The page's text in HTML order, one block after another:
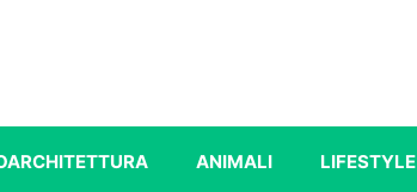
ANIMALI LIFESTYLE